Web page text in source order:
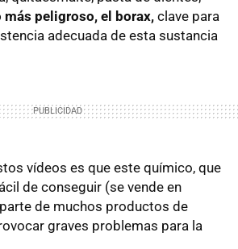
más peligroso, el borax, clave para
adecuada de esta sustancia
vídeos es que este químico, que
de conseguir (se vende en
de muchos productos de
graves problemas para la